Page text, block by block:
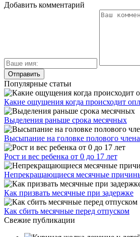
Добавить комментарий
Популярные статьи
Какие ощущения когда происходит
Выделения раньше срока месячных
Высыпание на головке полового члена
Рост и вес ребенка от 0 до 17 лет
Непрекращающиеся месячные
Как призвать месячные при задержке
Как сбить месячные перед отпуском
Свежие публикации